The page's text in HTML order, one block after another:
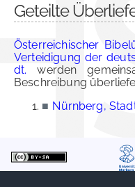
Geteilte
Österreichischer
Verteidigung der
dt. werden
Beschreibung
■ Nürnberg,